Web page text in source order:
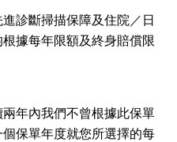
診斷掃描保障及住院／日
據每年限額及終身賠償限
年內我們不曾根據此保單
保單年度就您所選擇的每